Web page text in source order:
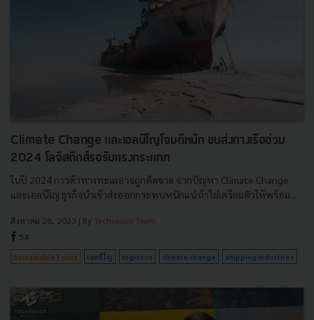
Climate Change และเอลนีโญโจมตีหนัก ขนส่งทางเรืออ่วม
2024 โลจิสติกส์รอรับแรงกระแทก
ในปี 2024 การค้าทางทะเลอาจถูกตัดขาด จากปัญหา Climate Change
และเอลนีโญ ธุรกิจนำเข้าส่งออกกระทบหนักแน่ ถ้าไม่เตรียมตัวให้พร้อม...
สิงหาคม 28, 2023 | By Techsauce Team
54
Sustainable Focus เอลนีโญ logistics climate-change shipping Industries